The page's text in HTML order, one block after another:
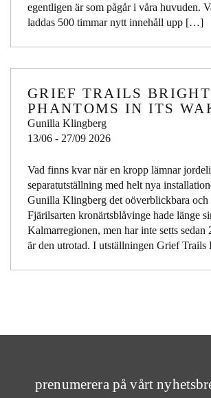
egentligen är som pågår i våra huvuden.
laddas 500 timmar nytt innehåll upp […]
GRIEF TRAILS BRIGHT
PHANTOMS IN ITS
Gunilla Klingberg
13/06 - 27/09 2026
Vad finns kvar när en kropp lämnar
separatutställning med helt nya
Gunilla Klingberg det oöverblickbara och
Fjärilsarten kronärtsblåvinge hade länge
Kalmarregionen, men har inte setts
är den utrotad. I utställningen Grief
prenumerera på vårt